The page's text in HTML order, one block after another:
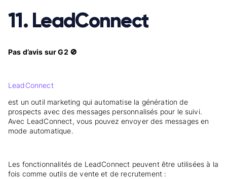
11. LeadConnect
Pas d’avis sur G2 🚫
LeadConnect
est un outil marketing qui automatise la génération de
prospects avec des messages personnalisés pour le suivi.
Avec LeadConnect, vous pouvez envoyer des messages en
mode automatique.
Les fonctionnalités de LeadConnect peuvent être utilisées à la
fois comme outils de vente et de recrutement :